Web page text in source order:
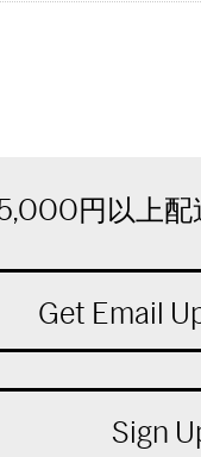
円以上配
Get Email
Sign